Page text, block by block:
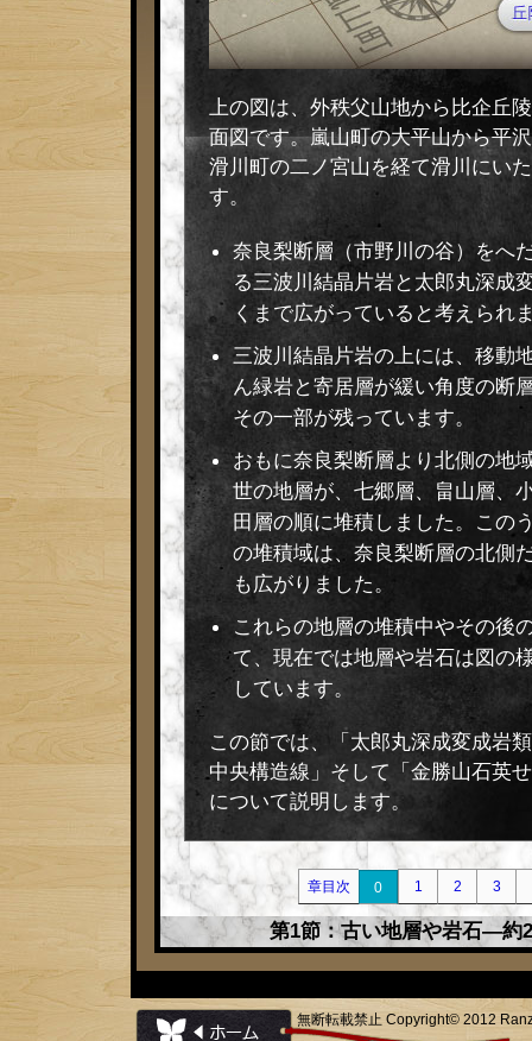
上の図は、外秩父山地から比企丘
面図です。嵐山町の大平山から平
滑川町の二ノ宮山を経て滑川にい
す。
奈良梨断層（市野川の谷）をへ
る三波川結晶片岩と太郎丸深成
くまで広がっていると考えられ
三波川結晶片岩の上には、移動
ん緑岩と寄居層が緩い角度の断
その一部が残っています。
おもに奈良梨断層より北側の地
世の地層が、七郷層、畠山層、
田層の順に堆積しました。この
の堆積域は、奈良梨断層の北側
も広がりました。
これらの地層の堆積中やその後
て、現在では地層や岩石は図の
しています。
この節では、「太郎丸深成変成岩
中央構造線」そして「金勝山石英
について説明します。
章目次 0 1 2 3
第1節：古い地層や岩石―約
無断転載禁止 Copyright© 2012